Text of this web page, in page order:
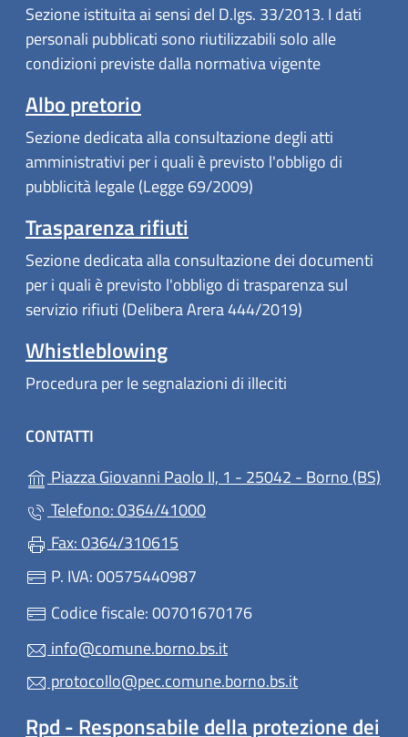
Sezione istituita ai sensi del D.lgs. 33/2013. I dati
personali pubblicati sono riutilizzabili solo alle
condizioni previste dalla normativa vigente
Albo pretorio(apre in un'altra scheda).
Sezione dedicata alla consultazione degli atti
amministrativi per i quali è previsto l'obbligo di
pubblicità legale (Legge 69/2009)
Trasparenza rifiuti
Sezione dedicata alla consultazione dei documenti
per i quali è previsto l'obbligo di trasparenza sul
servizio rifiuti (Delibera Arera 444/2019)
Whistleblowing
Procedura per le segnalazioni di illeciti
CONTATTI
Piazza Giovanni Paolo II, 1 - 25042 - Borno (BS)
Telefono: 0364/41000
Fax: 0364/310615
P. IVA: 00575440987
Codice fiscale: 00701670176
info@comune.borno.bs.it
protocollo@pec.comune.borno.bs.it
Rpd - Responsabile della protezione dei